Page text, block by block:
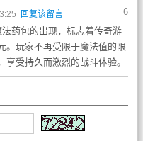
6
回复该留言
药包的出现，标志着传奇游
。玩家不再受限于魔法值的限
受持久而激烈的战斗体验。